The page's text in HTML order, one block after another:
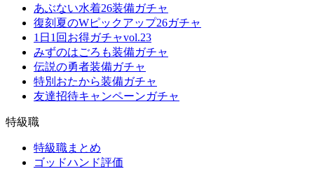
あぶない水着26装備ガチャ
復刻夏のWピックアップ26ガチャ
1日1回お得ガチャvol.23
みずのはごろも装備ガチャ
伝説の勇者装備ガチャ
特別おたから装備ガチャ
友達招待キャンペーンガチャ
特級職
特級職まとめ
ゴッドハンド評価